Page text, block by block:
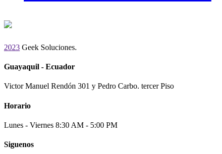
2023 Geek Soluciones.
Guayaquil - Ecuador
Victor Manuel Rendón 301 y Pedro Carbo. tercer Piso
Horario
Lunes - Viernes 8:30 AM - 5:00 PM
Siguenos